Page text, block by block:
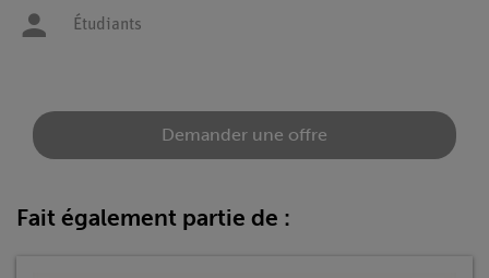
Étudiants
Demander une offre
Fait également partie de :